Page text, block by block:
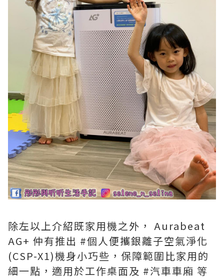
除左以上介紹既家用機之外， Aurabeat
AG+ 仲有推出 #個人便攜銀離子空氣淨化
(CSP-X1)機身小巧些，保障範圍比家用的
細一點，適用於工作桌面及 #汽車車廂 等